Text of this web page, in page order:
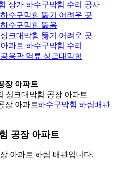
상가 하수구막힘 수리 공사
수구막힘 뚫기 어려운 곳
수구막힘 뚫음
크대막힘 뚫기 어려운 곳
파트 하수구막힘 수리
용관 역류 싱크대막힘
장 아파트
싱크대막힘 공장 아파트
장 아파트하수구막힘 하림배관
공장 아파트
아파트 하림 배관입니다.